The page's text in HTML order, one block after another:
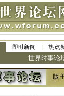
即时新闻 热点
世界时事论
版